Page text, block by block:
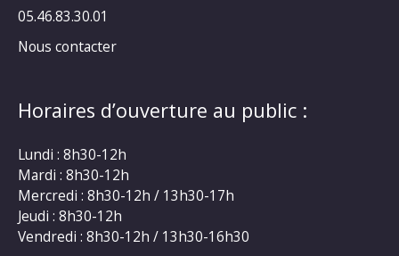
05.46.83.30.01
Nous contacter
Horaires d’ouverture au public :
Lundi : 8h30-12h
Mardi : 8h30-12h
Mercredi : 8h30-12h / 13h30-17h
Jeudi : 8h30-12h
Vendredi : 8h30-12h / 13h30-16h30